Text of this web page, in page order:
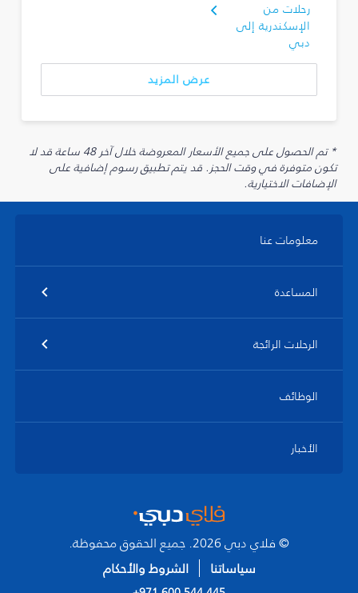
رحلات من
الإسكندرية إلى
دبي
عرض المزيد
* تم الحصول على جميع الأسعار المعروضة خلال آخر 48 ساعة قد لا
تكون متوفرة في وقت الحجز. قد يتم تطبيق رسوم إضافية على
الإضافات الاختيارية.
معلومات عنا
المساعدة
الرحلات الرائجة
الوظائف
الأخبار
© فلاي دبي 2026. جميع الحقوق محفوظة.
سياساتنا
الشروط والأحكام